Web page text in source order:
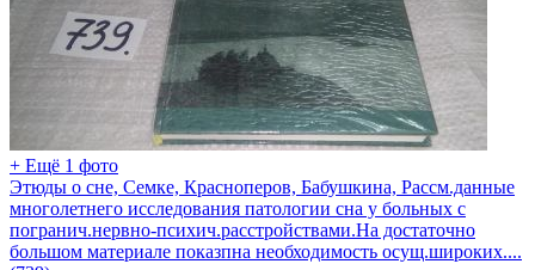
+ Ещё 1 фото
Этюды о сне, Семке, Красноперов, Бабушкина, Рассм.данные
многолетнего исследования патологии сна у больных с
погранич.нервно-психич.расстройствами.На достаточно
большом материале показпна необходимость осущ.широких....